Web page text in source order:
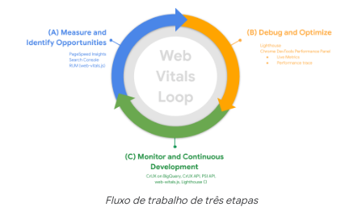
Fluxo de trabalho de três etapas